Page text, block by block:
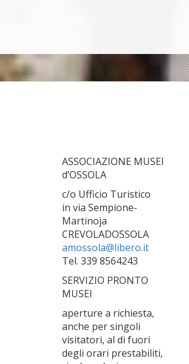
ASSOCIAZIONE MUSEI
d’OSSOLA
c/o Ufficio Turistico
in via Sempione-
Martinoja
CREVOLADOSSOLA
amossola@libero.it
Tel. 339 8564243
SERVIZIO PRONTO
MUSEI
aperture a richiesta,
anche per singoli
visitatori, al di fuori
degli orari prestabiliti,